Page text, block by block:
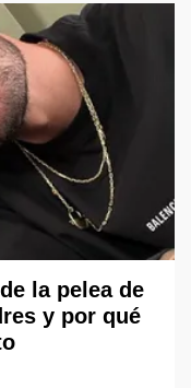
la pelea de
y por qué